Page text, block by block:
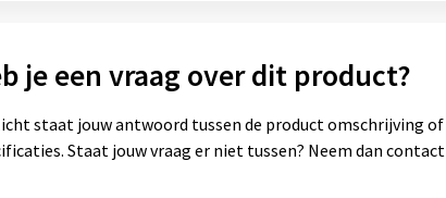
je een vraag over dit product?
staat jouw antwoord tussen de product omschrijving of
Staat jouw vraag er niet tussen? Neem dan